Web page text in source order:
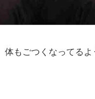
もごつくなってるよ